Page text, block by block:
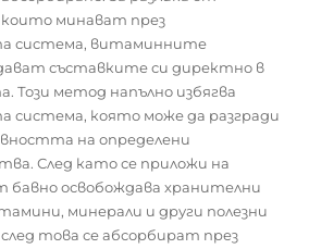
минават през
система, витаминните
съставките си директно в
Този метод напълно избягва
система, която може да разгради
на определени
След като се приложи на
освобождава хранителни
минерали и други полезни
това се абсорбират през